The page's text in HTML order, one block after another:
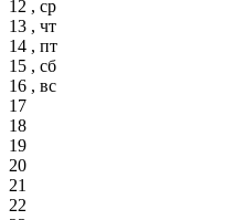
12 , ср
13 , чт
14 , пт
15 , сб
16 , вс
17
18
19
20
21
22